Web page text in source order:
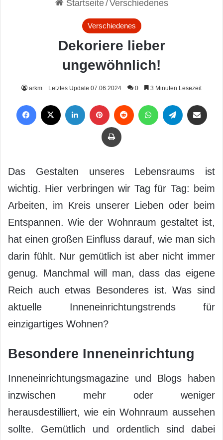
Startseite/Verschiedenes
Verschiedenes
Dekoriere lieber
ungewöhnlich!
arkm Letztes Update 07.06.2024 0 3 Minuten Lesezeit
Drucken
Das Gestalten unseres Lebensraums ist
wichtig. Hier verbringen wir Tag für Tag: beim
Arbeiten, im Kreis unserer Lieben oder beim
Entspannen. Wie der Wohnraum gestaltet ist,
hat einen großen Einfluss darauf, wie man sich
darin fühlt. Nur gemütlich ist aber nicht immer
genug. Manchmal will man, dass das eigene
Reich auch etwas Besonderes ist. Was sind
aktuelle Inneneinrichtungstrends für
einzigartiges Wohnen?
Besondere Inneneinrichtung
Inneneinrichtungsmagazine und Blogs haben
inzwischen mehr oder weniger
herausdestilliert, wie ein Wohnraum aussehen
sollte. Gemütlich und ordentlich sind dabei